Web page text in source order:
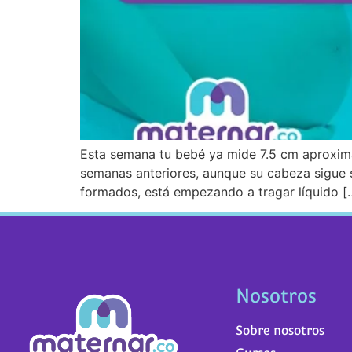
Esta semana tu bebé ya mide 7.5 cm
semanas anteriores, aunque su cabeza
formados, está empezando a tragar líquido
Nosotros
Sobre nosotros